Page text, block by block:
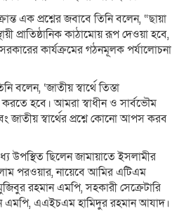
এক প্রশ্নের জবাবে তিনি বলেন, “ছায়া
প্রাতিষ্ঠানিক কাঠামোয় রূপ দেওয়া হবে,
কার্যক্রমের গঠনমূলক পর্যালোচনা
বলেন, ‘জাতীয় স্বার্থে তিস্তা
করতে হবে। আমরা স্বাধীন ও সার্বভৌম
জাতীয় স্বার্থের প্রশ্নে কোনো আপস করব
উপস্থিত ছিলেন জামায়াতে ইসলামীর
পরওয়ার, নায়েবে আমির এটিএম
রহমান এমপি, সহকারী সেক্রেটারি
এমপি, এএইচএম হামিদুর রহমান আযাদ।